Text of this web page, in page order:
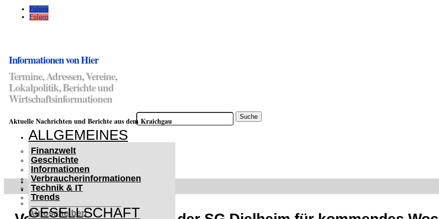
Folgen
Folgen
Informationen von Hier
Termine, Adressen, Vereine,
Lokalpolitik, Berichte und
Wirtschaftsinformationen
Suchen
nach:
Aktuelle Nachrichten und Berichte aus dem Kraichgau
ALLGEMEINES
Finanzwelt
Geschichte
Informationen
Verbraucherinformationen
Technik & IT
Trends
GESELLSCHAFT
WETTERWARNUNGEN
WINTER IM KRAICHGAU
Lifehacks für vereiste
Autoscheiben